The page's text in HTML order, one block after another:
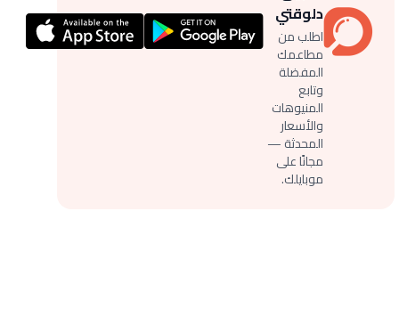
دلوقتي
اطلب من
مطاعمك
المفضلة
وتابع
المنيوهات
والأسعار
المحدثة —
مجانًا على
موبايلك.